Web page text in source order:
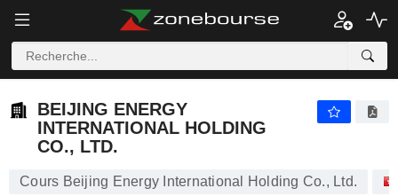
BEIJING ENERGY
INTERNATIONAL HOLDING
CO., LTD.
Cours Beijing Energy International Holding Co., Ltd.